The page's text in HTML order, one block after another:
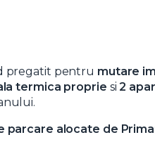
pregatit pentru mutare
termica proprie si2
parcare alocate de